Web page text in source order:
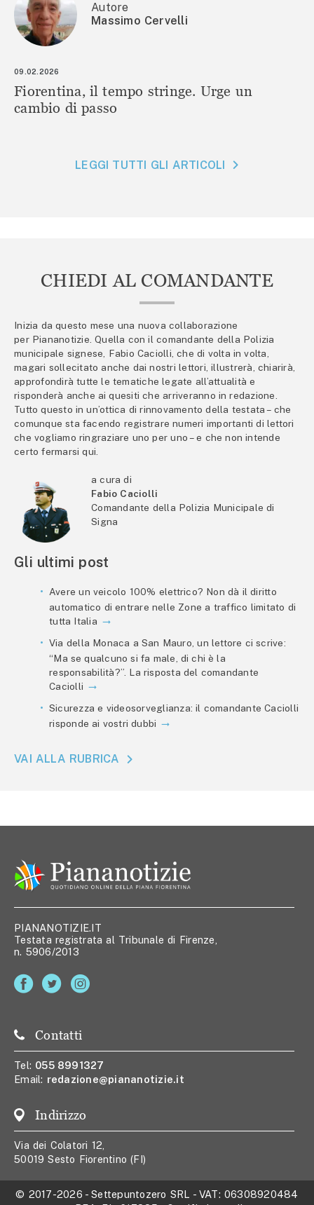
Autore
Massimo Cervelli
09.02.2026
Fiorentina, il tempo stringe. Urge un
cambio di passo
LEGGI TUTTI GLI ARTICOLI
CHIEDI AL COMANDANTE
Inizia da questo mese una nuova collaborazione
per Piananotizie. Quella con il comandante della Polizia
municipale signese, Fabio Caciolli, che di volta in volta,
magari sollecitato anche dai nostri lettori, illustrerà, chiarirà,
approfondirà tutte le tematiche legate all’attualità e
risponderà anche ai quesiti che arriveranno in redazione.
Tutto questo in un’ottica di rinnovamento della testata – che
comunque sta facendo registrare numeri importanti di lettori
che vogliamo ringraziare uno per uno – e che non intende
certo fermarsi qui.
a cura di
Fabio Caciolli
Comandante della Polizia Municipale di
Signa
Gli ultimi post
Avere un veicolo 100% elettrico? Non dà il diritto
automatico di entrare nelle Zone a traffico limitato di
tutta Italia
Via della Monaca a San Mauro, un lettore ci scrive:
“Ma se qualcuno si fa male, di chi è la
responsabilità?”. La risposta del comandante
Caciolli
Sicurezza e videosorveglianza: il comandante Caciolli
risponde ai vostri dubbi
VAI ALLA RUBRICA
PIANANOTIZIE.IT
Testata registrata al Tribunale di Firenze,
n. 5906/2013
Contatti
Tel: 055 8991327
Email: redazione@piananotizie.it
Indirizzo
Via dei Colatori 12,
50019 Sesto Fiorentino (FI)
© 2017-2026 -Settepuntozero SRL - VAT: 06308920484